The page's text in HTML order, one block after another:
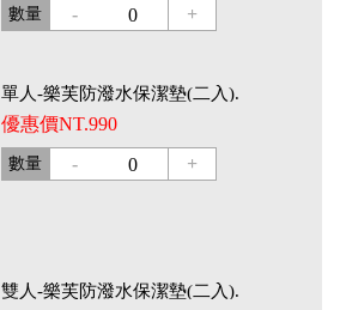
數量 - 0 +
單人-樂芙防潑水保潔墊(二入).
優惠價NT.990
數量 - 0 +
雙人-樂芙防潑水保潔墊(二入).